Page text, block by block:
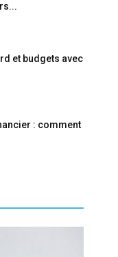
et budgets avec
: comment